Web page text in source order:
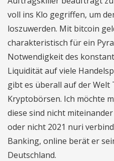
voll ins Klo gegriffen, um
loszuwerden. Mit bitcoin
charakteristisch für ein
Notwendigkeit des
Liquidität auf viele
gibt es überall auf der Welt
Kryptobörsen. Ich möchte
diese sind nicht
oder nicht 2021 nuri
Banking, online berät er
Deutschland.